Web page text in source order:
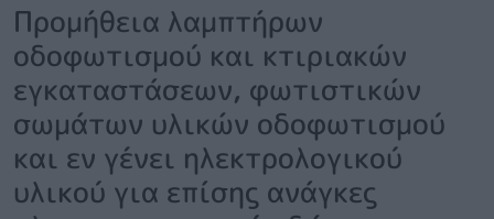
Προμήθεια λαμπτήρων
οδοφωτισμού και κτιριακών
εγκαταστάσεων, φωτιστικών
σωμάτων υλικών οδοφωτισμού
και εν γένει ηλεκτρολογικού
υλικού για επίσης ανάγκες